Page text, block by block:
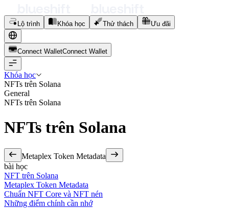
Lộ trình Khóa học Thử thách Ưu đãi
Connect WalletConnect Wal et
Khóa học
NFTs trên Solana
General
NFTs trên Solana
NFTs trên Solana
Metaplex Token Metadata
bài học
NFT trên Solana
Metaplex Token Metadata
Chuẩn NFT Core và NFT nén
Những điểm chính cần nhớ